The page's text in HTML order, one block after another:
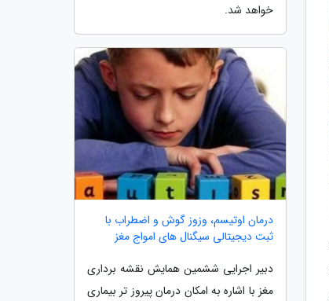
خواهد شد.
درمان اوتیسم، وزوز گوش و اضطراب با
ثبت دیجیتالی سیگنال های امواج مغز
دبیر اجرایی ششمین همایش نقشه برداری
مغز با اشاره به امکان درمان پیروز تر بیماری